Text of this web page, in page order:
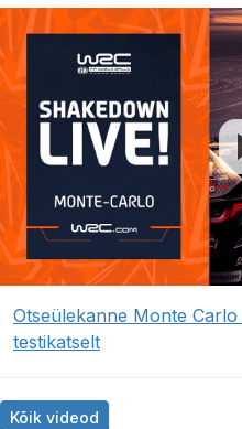
Otseülekanne Monte
testikatselt
Kõik videod